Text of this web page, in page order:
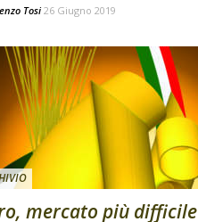
Tosi 26 Giugno 2019
mercato più difficile